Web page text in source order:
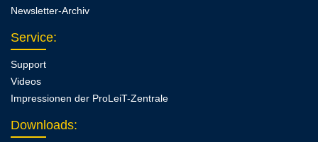
Newsletter-Archiv
Service:
Support
Videos
Impressionen der ProLeiT-Zentrale
Downloads: